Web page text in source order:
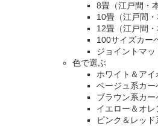
8畳（江戸間・
10畳（江戸間
12畳（江戸間
100サイズカー
ジョイントマッ
色で選ぶ
ホワイト＆アイ
ベージュ系カー
ブラウン系カー
イエロー＆オレ
ピンク＆レッド